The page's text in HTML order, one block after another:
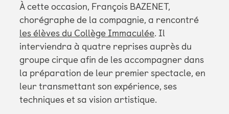
À cette occasion, François BAZENET,
chorégraphe de la compagnie, a rencontré
les élèves du Collège Immaculée. Il
interviendra à quatre reprises auprès du
groupe cirque afin de les accompagner dans
la préparation de leur premier spectacle, en
leur transmettant son expérience, ses
techniques et sa vision artistique.